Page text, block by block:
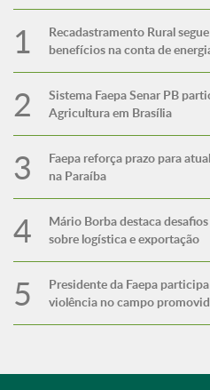
Recadastramento Rural
benefícios na conta de
Sistema Faepa Senar PB
Agricultura em Brasília
Faepa reforça prazo para
na Paraíba
Mário Borba destaca
sobre logística e exportação
Presidente da Faepa
violência no campo